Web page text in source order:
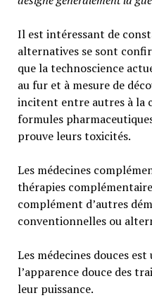
Il est intéressant de
alternatives se sont
que la technoscience
au fur et à mesure de
incitent entre autres à la
formules
prouve leurs toxicités.
Les médecines
thérapies
complément d’autres
conventionnelles ou
Les médecines douces
l’apparence douce des
leur puissance.